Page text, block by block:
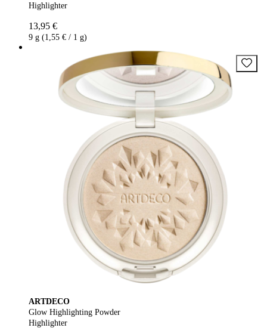
Highlighter
13,95 €
9 g (1,55 € / 1 g)
ARTDECO
Glow Highlighting Powder
Highlighter